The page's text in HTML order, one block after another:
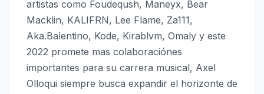
artistas como Foudeqush, Maneyx, Bear
Macklin, KALIFRN, Lee Flame, Za111,
Aka.Balentino, Kode, Kirablvm, Omaly y este
2022 promete mas colaboraciónes
importantes para su carrera musical, Axel
Olloqui siempre busca expandir el horizonte de